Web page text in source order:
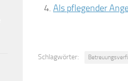
Als pflegender
Schlagwörter: